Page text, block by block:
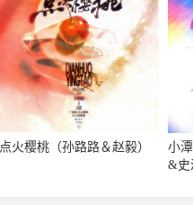
点火樱桃（孙路路＆赵毅）
小
&史